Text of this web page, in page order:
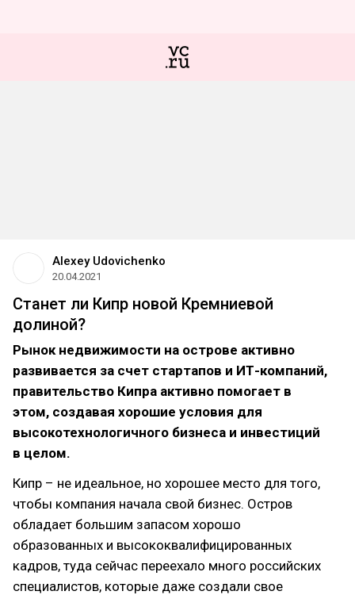
Alexey Udovichenko
20.04.2021
Станет ли Кипр новой Кремниевой
долиной?
Рынок недвижимости на острове активно
развивается за счет стартапов и ИТ-компаний,
правительство Кипра активно помогает в
этом, создавая хорошие условия для
высокотехнологичного бизнеса и инвестиций
в целом.
Кипр – не идеальное, но хорошее место для того,
чтобы компания начала свой бизнес. Остров
обладает большим запасом хорошо
образованных и высококвалифицированных
кадров, туда сейчас переехало много российских
специалистов, которые даже создали свое